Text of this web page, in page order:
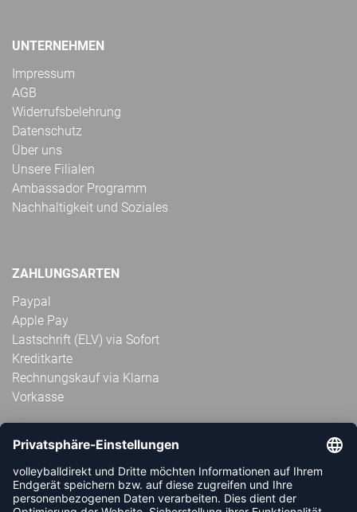
UNTERNEHMEN
Impressum
AGB
Widerrufsbelehrung
Datenschutz
Über uns
Unsere Filialen
Ambassador Programm
Nachhaltigkeit und Soziales
ZAHLUNGSARTEN
Paypal
Apple Pay
Lastschrift (ELV) via Sofort
Kreditkarte
Rechnungskauf via Klarna
Vorkasse
ABONNIERE JETZT DEN KOSTENLOSEN
VOLLEYBALLDIREKT-NEWSLETTER UND VERPASSE KEINE
NEUIGKEIT ODER AKTION MEHR.